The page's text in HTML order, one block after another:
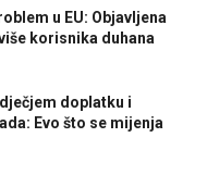
u EU: Objavljena
korisnika duhana
doplatku i
Evo što se mijenja